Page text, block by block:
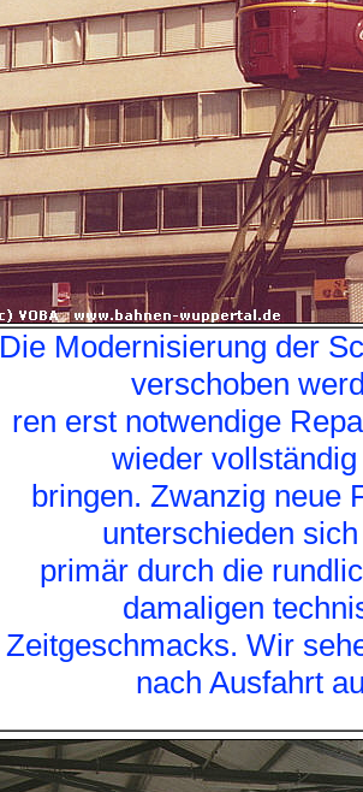
Die Modernisierung der
verschoben
ren erst notwendige
wieder
bringen. Zwanzig neue
unterschieden
primär durch die
damaligen
Zeitgeschmacks. Wir
nach Ausfahrt